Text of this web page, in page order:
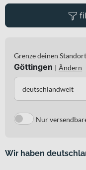
Grenze deinen
Göttingen | Ändern
deutschlandweit
Nur
Wir haben